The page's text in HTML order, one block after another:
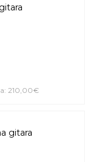
210,00€
gitara